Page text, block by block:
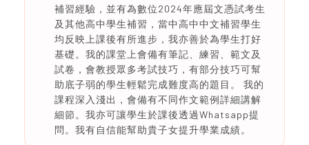
補習經驗，並有為數位2024年應屆文憑試考生
及其他高中學生補習，當中高中中文補習學生
均反映上課後有所進步，我亦善於為學生打好
基礎。我的課堂上會備有筆記、練習、範文及
試卷，會教授眾多考試技巧，有部分技巧可幫
助底子弱的學生輕鬆完成難度高的題目。 我的
課程深入淺出，會備有不同作文範例詳細講解
細節。我亦可讓學生於課後透過Whatsapp提
問。我有自信能幫助貴子女提升學業成績。